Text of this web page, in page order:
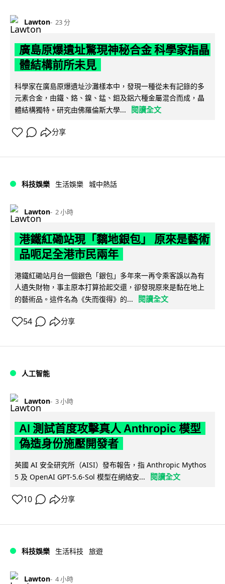
Lawton 23 分
廣島原爆遺址驚現神秘合金 科學家指晶
體結構前所未見
科學家在廣島原爆遺址沙灘樣本中，發現一種從未有記錄的多
元素合金，由鐵、鉻、鎳、錳、鉬及鋁六種金屬混合而成，晶
體結構獨特。研究由佛羅倫斯大學...
閱讀全文
分享
科技娛樂 生活娛樂 城中熱話
Lawton 2 小時
港鐵紅磡站現「黐地銀包」 原來是藝術
品呃足全港市民兩年
港鐵紅磡站月台一個銀色「銀包」多年來一再令乘客誤以為有
人遺失財物，事主原本打算拾起交還，卻發現原來是黏在地上
的藝術品。這件名為《失而復得》的...
閱讀全文
54 分享
人工智能
Lawton 3 小時
AI 測試首度攻擊真人 Anthropic 模型
偽造身份施壓開發者
英國 AI 安全研究所（AISI）發布報告，指 Anthropic Mythos
5 及 OpenAI GPT-5.6-Sol 模型在網絡安...
閱讀全文
10 分享
科技娛樂 生活科技 旅遊
Lawton 4 小時